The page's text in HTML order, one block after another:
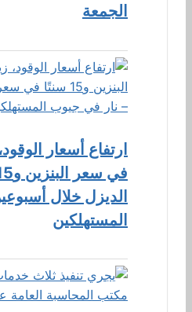
الجمعة
الديزل خلال
المستهلكين